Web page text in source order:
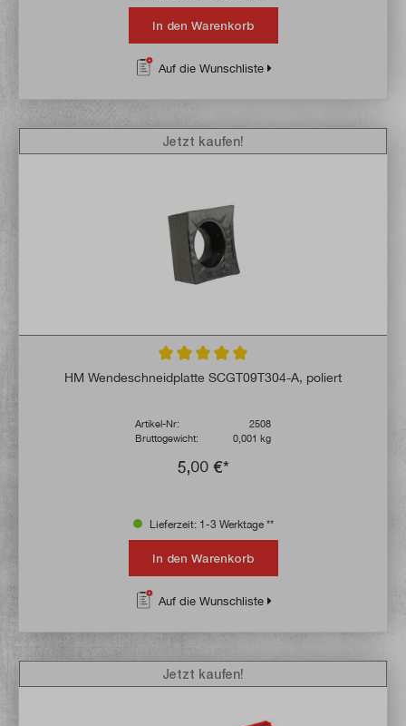
In den Warenkorb
Auf die Wunschliste
Durchschnittliche Bewertung von 5 von 5
HM Wendeschneidplatte SCGT09T304-A, poliert
Artikel-Nr:
2508
Bruttogewicht:
0,001 kg
5,00 €*
Jetzt kaufen!
Lieferzeit: 1-3 Werktage **
In den Warenkorb
Auf die Wunschliste
Jetzt kaufen!